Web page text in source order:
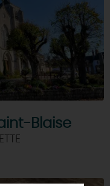
Blaise